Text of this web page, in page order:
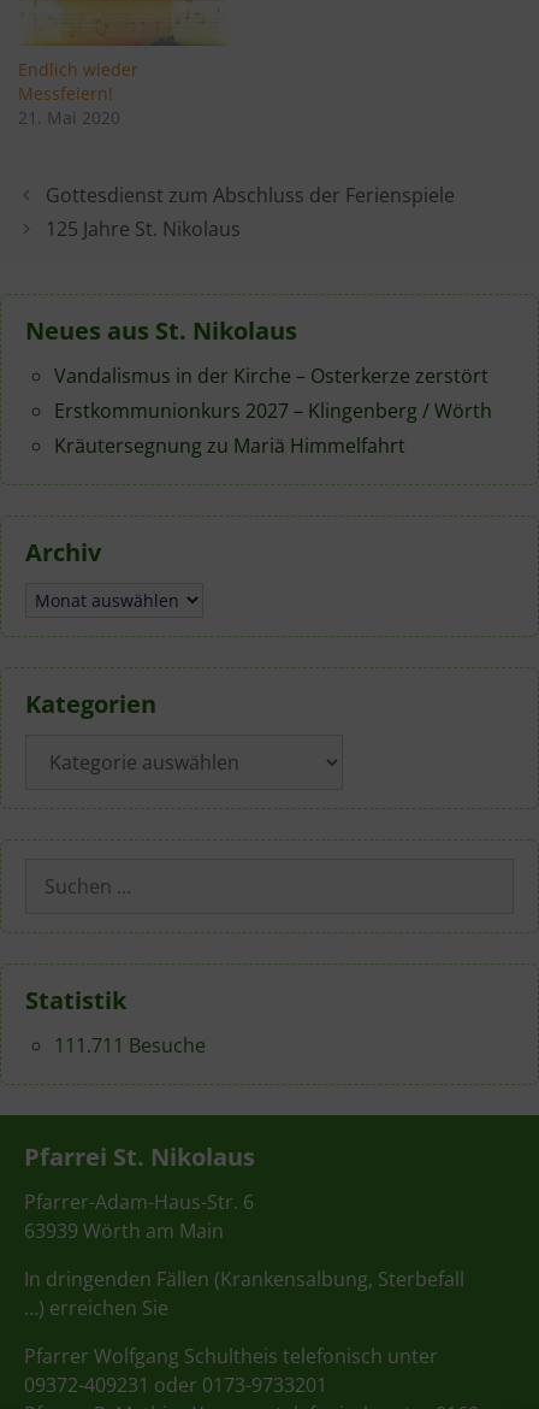
Endlich wieder
Messfeiern!
21. Mai 2020
Gottesdienst zum Abschluss der Ferienspiele
125 Jahre St. Nikolaus
Neues aus St. Nikolaus
Vandalismus in der Kirche – Osterkerze zerstört
Erstkommunionkurs 2027 – Klingenberg / Wörth
Kräutersegnung zu Mariä Himmelfahrt
Archiv
Archiv
Kategorien
Suchen
nach:
Statistik
111.711 Besuche
Pfarrei St. Nikolaus
Pfarrer-Adam-Haus-Str. 6
63939 Wörth am Main
In dringenden Fällen (Krankensalbung, Sterbefall
…) erreichen Sie
Pfarrer Wolfgang Schultheis telefonisch unter
09372-409231 oder 0173-9733201